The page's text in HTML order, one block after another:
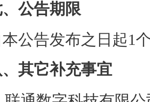
公告期限
本公告发布之日起1
、其它补充事宜